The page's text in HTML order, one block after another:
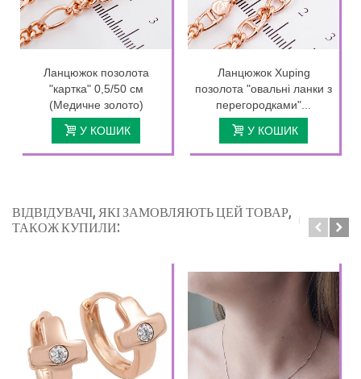
Ланцюжок позолота
"картка" 0,5/50 см
(Медичне золото)
У КОШИК
Ланцюжок Xuping
позолота "овальні ланки з
перегородками"...
У КОШИК
ВІДВІДУВАЧІ, ЯКІ ЗАМОВЛЯЮТЬ ЦЕЙ ТОВАР,
ТАКОЖ КУПИЛИ: